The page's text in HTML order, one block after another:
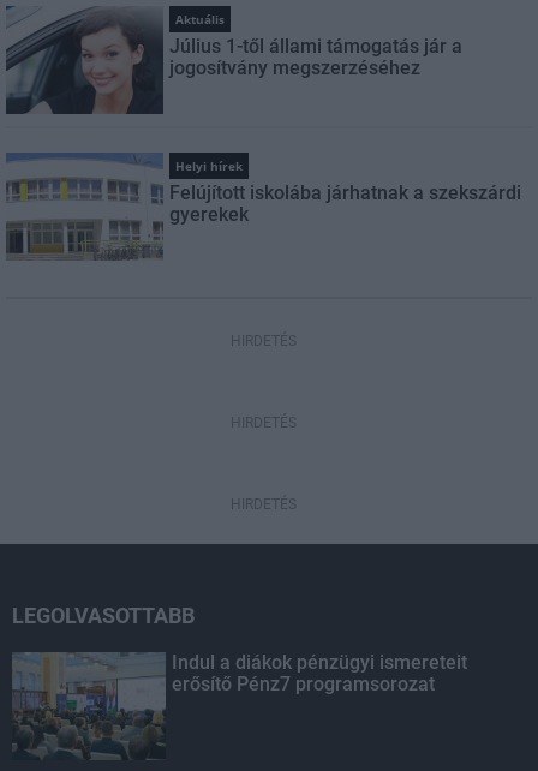
Aktuális
Július 1-től állami támogatás jár a
jogosítvány megszerzéséhez
Helyi hírek
Felújított iskolába járhatnak a szekszárdi
gyerekek
HIRDETÉS
HIRDETÉS
HIRDETÉS
LEGOLVASOTTABB
Indul a diákok pénzügyi ismereteit
erősítő Pénz7 programsorozat